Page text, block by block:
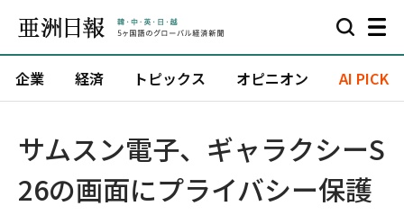
企業 経済 トピックス オピニオン AI PICK
サムスン電子、ギャラクシーS
26の画面にプライバシー保護